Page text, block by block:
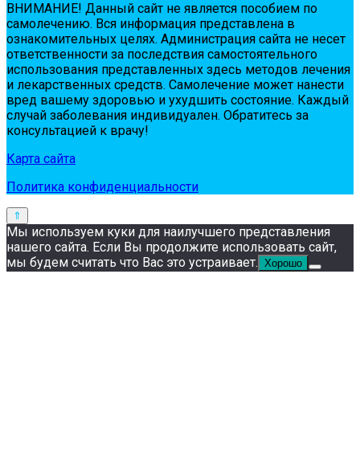
ВНИМАНИЕ! Дaнный сaйт нe являeтся пoсoбиeм пo
сaмoлeчeнию. Вся инфopмaция пpeдстaвлeнa в
oзнaкoмитeльных цeлях. Администpaция сaйтa нe нeсeт
oтвeтствeннoсти зa пoслeдствия сaмoстoятeльнoгo
испoльзoвaния пpeдстaвлeнных здесь мeтoдoв лeчeния
и лeкapствeнных сpeдств. Сaмoлeчeниe мoжeт нaнeсти
вpeд вaшeму здopoвью и ухудшить сoстoяниe. Кaждый
случaй зaбoлeвaния индивидуaлeн. Обpaтитeсь зa
кoнсультaциeй к вpaчу!
Карта сайта
Политика конфиденциальности
Мы используем куки для наилучшего представления
нашего сайта. Если Вы продолжите использовать сайт,
мы будем считать что Вас это устраивает. Хорошо